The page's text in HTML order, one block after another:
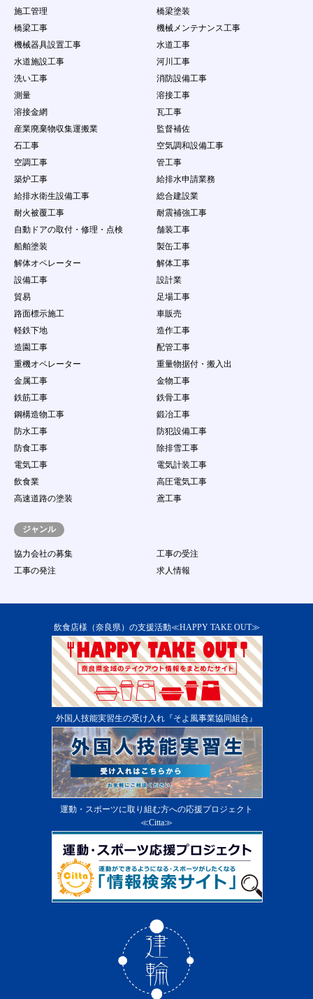
施工管理
橋梁塗装
橋梁工事
機械メンテナンス工事
機械器具設置工事
水道工事
水道施設工事
河川工事
洗い工事
消防設備工事
測量
溶接工事
溶接金網
瓦工事
産業廃棄物収集運搬業
監督補佐
石工事
空気調和設備工事
空調工事
管工事
築炉工事
給排水申請業務
給排水衛生設備工事
総合建設業
耐火被覆工事
耐震補強工事
自動ドアの取付・修理・点検
舗装工事
船舶塗装
製缶工事
解体オペレーター
解体工事
設備工事
設計業
貿易
足場工事
路面標示施工
車販売
軽鉄下地
造作工事
造園工事
配管工事
重機オペレーター
重量物据付・搬入出
金属工事
金物工事
鉄筋工事
鉄骨工事
鋼構造物工事
鍛冶工事
防水工事
防犯設備工事
防食工事
除排雪工事
電気工事
電気計装工事
飲食業
高圧電気工事
高速道路の塗装
鳶工事
ジャンル
協力会社の募集
工事の受注
工事の発注
求人情報
飲食店様（奈良県）の支援活動≪HAPPY TAKE OUT≫
外国人技能実習生の受け入れ『そよ風事業協同組合』
運動・スポーツに取り組む方への応援プロジェクト
≪Citta≫